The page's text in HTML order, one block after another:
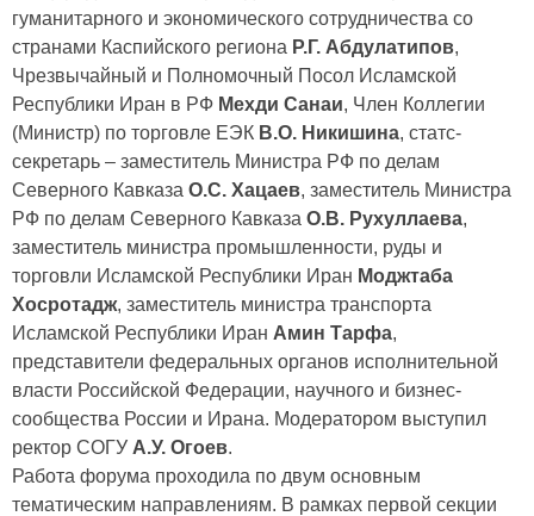
гуманитарного и экономического сотрудничества со
странами Каспийского региона Р.Г. Абдулатипов,
Чрезвычайный и Полномочный Посол Исламской
Республики Иран в РФ Мехди Санаи, Член Коллегии
(Министр) по торговле ЕЭК В.О. Никишина, статс-
секретарь – заместитель Министра РФ по делам
Северного Кавказа О.С. Хацаев, заместитель Министра
РФ по делам Северного Кавказа О.В. Рухуллаева,
заместитель министра промышленности, руды и
торговли Исламской Республики Иран Моджтаба
Хосротадж, заместитель министра транспорта
Исламской Республики Иран Амин Тарфа,
представители федеральных органов исполнительной
власти Российской Федерации, научного и бизнес-
сообщества России и Ирана. Модератором выступил
ректор СОГУ А.У. Огоев.
Работа форума проходила по двум основным
тематическим направлениям. В рамках первой секции